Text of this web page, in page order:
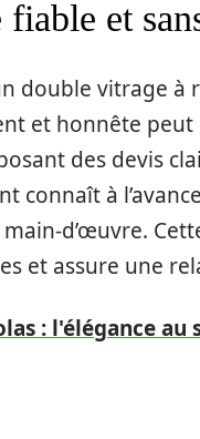
et
double vitrage
et honnête peut
des devis
connaît à
d’œuvre.
et assure une
: l'élégance